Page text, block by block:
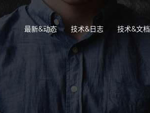
最新&动态 技术&日志 技术&文档